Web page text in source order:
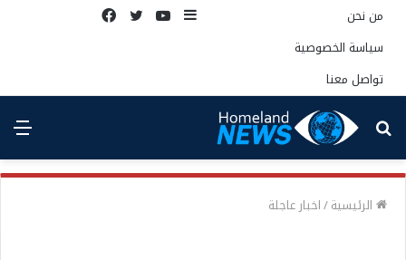
من نحن
سياسة الخصوصية
تواصل معنا
إضافة يوتيوبتويتر
بحث
عن
الرئيسية/اخبار عاجلة